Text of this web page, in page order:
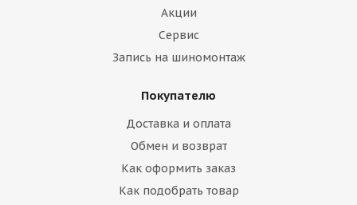
Акции
Сервис
Запись на шиномонтаж
Покупателю
Доставка и оплата
Обмен и возврат
Как оформить заказ
Как подобрать товар